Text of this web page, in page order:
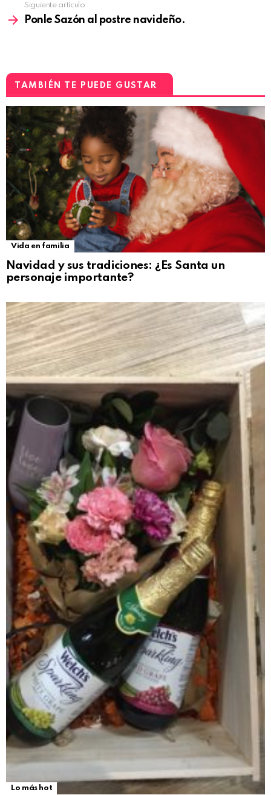
Siguiente artículo
Ponle Sazón al postre navideño.
TAMBIÉN TE PUEDE GUSTAR
Vida en familia
Navidad y sus tradiciones: ¿Es Santa un
personaje importante?
Lo más hot